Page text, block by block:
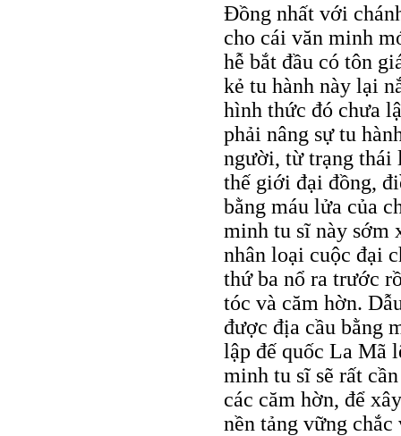
Đồng nhất với
cho cái văn minh
hễ bắt đầu có tôn
kẻ tu hành này lại
hình thức đó chưa
phải nâng sự tu
người, từ trạng thái
thế giới đại đồng,
bằng máu lửa của
minh tu sĩ này sớm
nhân loại cuộc đại
thứ ba nổ ra trước
tóc và căm hờn.
được địa cầu bằng
lập đế quốc La Mã
minh tu sĩ sẽ rất
các căm hờn, để
nền tảng vững